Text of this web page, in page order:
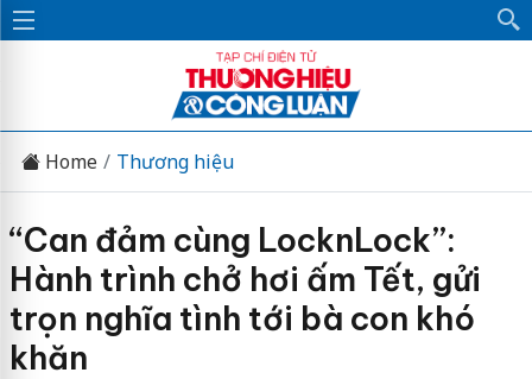
Home Thương hiệu
“Can đảm cùng LocknLock”:
Hành trình chở hơi ấm Tết, gửi
trọn nghĩa tình tới bà con khó
khăn